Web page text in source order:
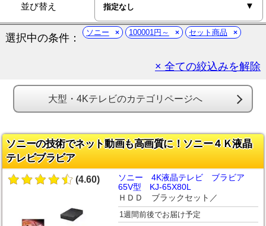
並び替え
選択中の条件： ソニー 100001円～ セット商品
× 全ての絞込みを解除
大型・4Kテレビのカテゴリページへ
ソニーの技術でネット動画も高画質に！ソニー４Ｋ液晶
テレビブラビア
(4.60)
ソニー 4K液晶テレビ ブラビア
65V型 KJ-65X80L
ＨＤＤ ブラックセット／
1週間前後でお届け予定